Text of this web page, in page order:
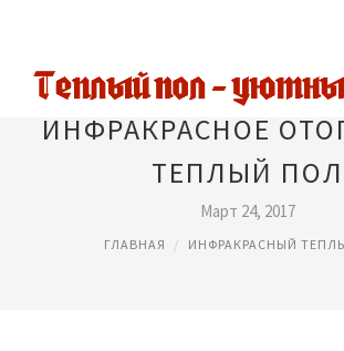
ИНФРАКРАСНОЕ
ТЕПЛЫЙ ПОЛ
Март 24, 2017
ГЛАВНАЯ ИНФРАКРАСНЫЙ